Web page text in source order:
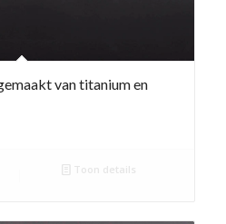
van titanium en
Toon details